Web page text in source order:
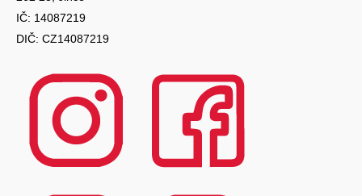
IČ: 14087219
DIČ: CZ14087219